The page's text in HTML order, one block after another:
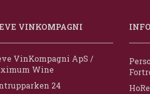
VINKOMPAGNI
VinKompagni ApS /
Wine
24